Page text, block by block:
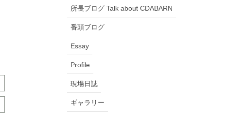
所長ブログ Talk about CDABARN
番頭ブログ
Essay
Profile
現場日誌
ギャラリー